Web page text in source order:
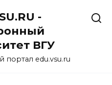
-
ВГУ
edu.vsu.ru